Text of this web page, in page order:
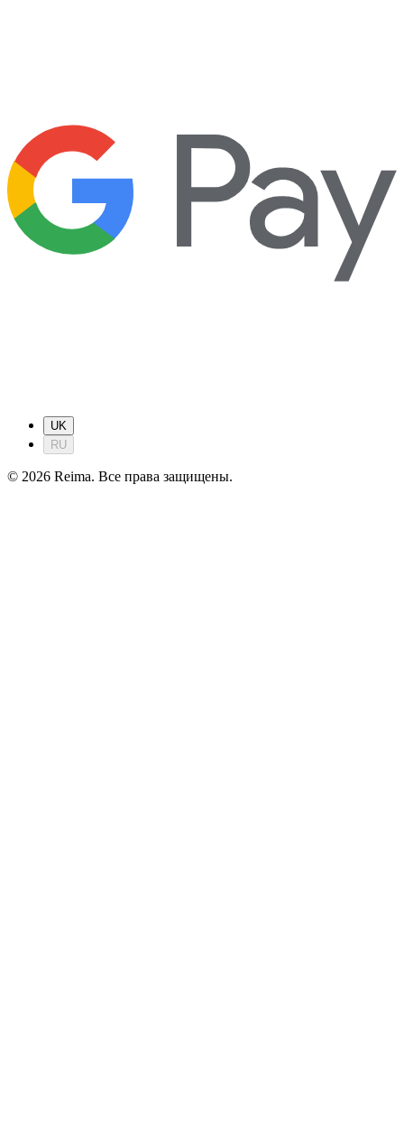
UK
RU
© 2026 Reima. Все права защищены.